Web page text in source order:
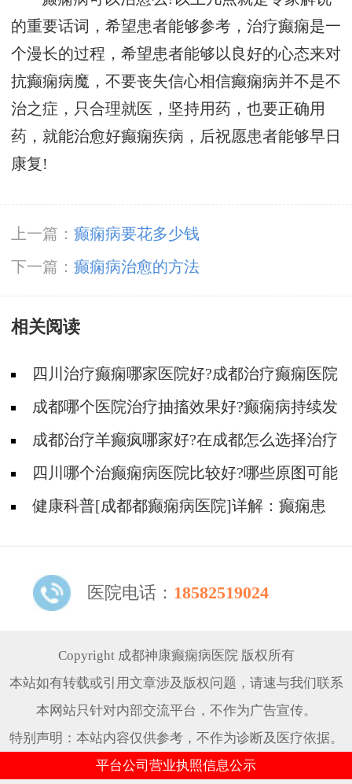
的重要话词，希望患者能够参考，治疗癫痫是一
个漫长的过程，希望患者能够以良好的心态来对
抗癫痫病魔，不要丧失信心相信癫痫病并不是不
治之症，只合理就医，坚持用药，也要正确用
药，就能治愈好癫痫疾病，后祝愿患者能够早日
康复!
上一篇： 癫痫病要花多少钱
下一篇： 癫痫病治愈的方法
相关阅读
四川治疗癫痫哪家医院好?成都治疗癫痫医院
哪家好?
成都哪个医院治疗抽搐效果好?癫痫病持续发
作有什么其他症状?
成都治疗羊癫疯哪家好?在成都怎么选择治疗
癫痫好医院?
四川哪个治癫痫病医院比较好?哪些原图可能
导致患上癫痫病?
健康科普[成都都癫痫病医院]详解：癫痫患
医院电话： 18582519024
Copyright 成都神康癫痫病医院 版权所有
本站如有转载或引用文章涉及版权问题，请速与我们联系
本网站只针对内部交流平台，不作为广告宣传。
特别声明：本站内容仅供参考，不作为诊断及医疗依据。
平台公司营业执照信息公示